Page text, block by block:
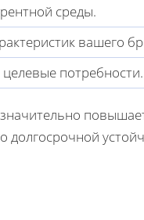
среды.
вашего
потребности.